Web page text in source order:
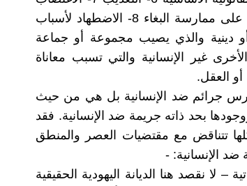
أو المعاملات الجنسية المشينة أو الإكراه على ممارسة البغاء 8- الاضطهاد لأسباب
أو دينية والذي يصيب مجموعة أو جماعة
القسري 10- الأفعال الأخرى غير الإنسانية والتي تسبب معاناة
العقل.
جرائم ضد الإنسانية بل هي من حيث
بحد ذاته جريمة ضد الإنسانية. فقد
تتناقض مع مقتضيات العصر والمنطق
ضد الإنسانية: -
– لا نقصد هنا الديانة اليهودية الحقيقية